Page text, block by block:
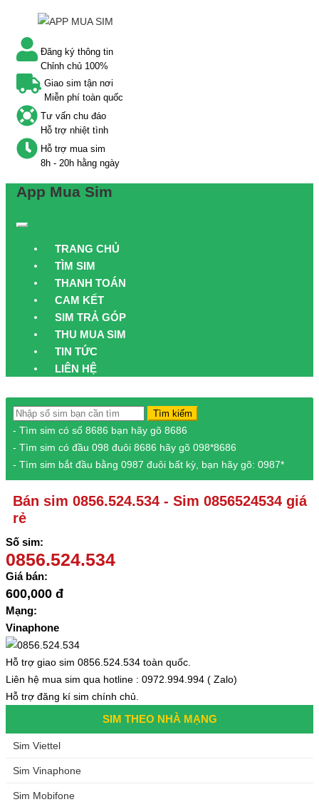
Đăng ký thông tin
Chỉnh chủ 100%
Giao sim tận nơi
Miễn phí toàn quốc
Tư vấn chu đáo
Hỗ trợ nhiệt tình
Hỗ trợ mua sim
8h - 20h hằng ngày
App Mua Sim
TRANG CHỦ
TÌM SIM
THANH TOÁN
CAM KẾT
SIM TRẢ GÓP
THU MUA SIM
TIN TỨC
LIÊN HỆ
Tìm kiếm
- Tìm sim có số 8686 bạn hãy gõ 8686
- Tìm sim có đầu 098 đuôi 8686 hãy gõ 098*8686
- Tìm sim bắt đầu bằng 0987 đuôi bất kỳ, bạn hãy gõ: 0987*
Bán sim 0856.524.534 - Sim 0856524534 giá
rẻ
Số sim:
0856.524.534
Giá bán:
600,000 đ
Mạng:
Vinaphone
Hỗ trợ giao sim 0856.524.534 toàn quốc.
Liên hệ mua sim qua hotline : 0972.994.994 ( Zalo)
Hỗ trợ đăng kí sim chính chủ.
SIM THEO NHÀ MẠNG
Sim Viettel
Sim Vinaphone
Sim Mobifone